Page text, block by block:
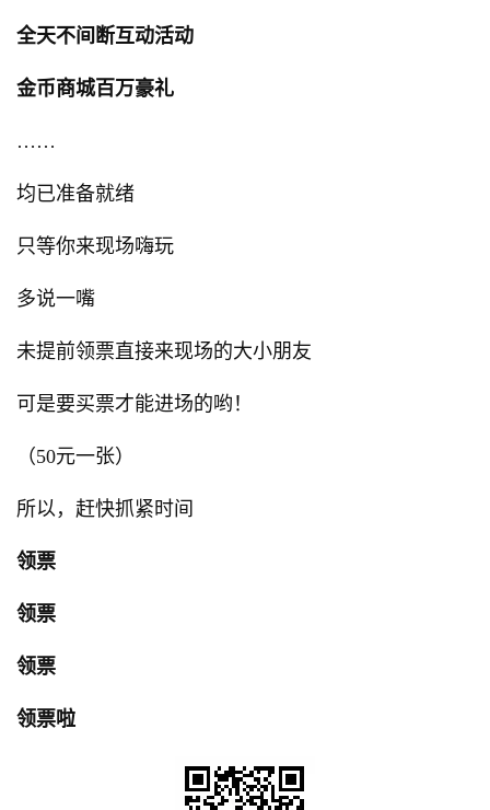
全天不间断互动活动
金币商城百万豪礼
……
均已准备就绪
只等你来现场嗨玩
多说一嘴
未提前领票直接来现场的大小朋友
可是要买票才能进场的哟！
（50元一张）
所以，赶快抓紧时间
领票
领票
领票
领票啦